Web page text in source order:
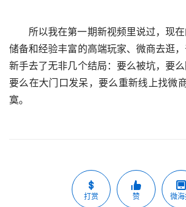
所以我在第一期新视频里说过，现
储备和经验丰富的高端玩家、微商去逛
新手去了无非几个结局：要么被坑，要么
要么在大门口发呆，要么重新线上找
寞。
打赏 赞 微海